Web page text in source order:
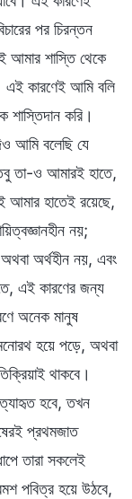
পর চিরন্তন
আমার শাস্তি থেকে
কারণেই আমি বলি
করি।
আমি বলেছি যে
তা-ও আমারই হাতে,
আমার হাতেই রয়েছে,
নয়;
অর্থহীন নয়, এবং
এই কারণের জন্য
অনেক মানুষ
হয়ে পড়ে, অথবা
থাকবে।
হবে, তখন
প্রথমজাত
তারা সকলেই
পবিত্র হয়ে উঠবে,